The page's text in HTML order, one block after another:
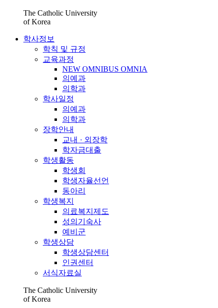
The Catholic University
of Korea
학사정보
학칙 및 규정
교육과정
NEW OMNIBUS OMNIA
의예과
의학과
학사일정
의예과
의학과
장학안내
교내 · 외장학
학자금대출
학생활동
학생회
학생자율선언
동아리
학생복지
의료복지제도
성의기숙사
예비군
학생상담
학생상담센터
인권센터
서식자료실
The Catholic University
of Korea